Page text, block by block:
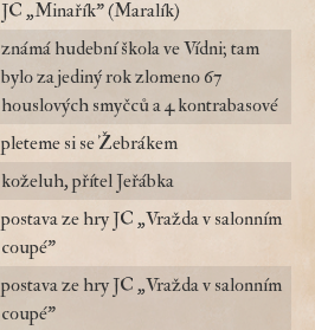
JC „Minařík" (Maralík)
známá hudební škola ve Vídni; tam
bylo za jediný rok zlomeno 67
houslových smyčců a 4 kontrabasové
pleteme si se Žebrákem
koželuh, přítel Jeřábka
postava ze hry JC „Vražda v salonním
coupé"
postava ze hry JC „Vražda v salonním
coupé"